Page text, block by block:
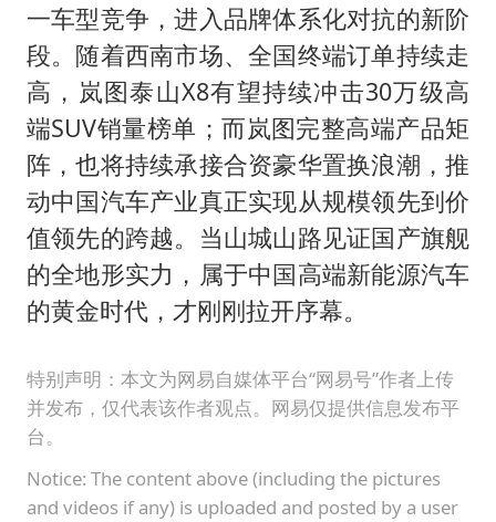
一车型竞争，进入品牌体系化对抗的新阶
段。随着西南市场、全国终端订单持续走
高，岚图泰山X8有望持续冲击30万级高
端SUV销量榜单；而岚图完整高端产品矩
阵，也将持续承接合资豪华置换浪潮，推
动中国汽车产业真正实现从规模领先到价
值领先的跨越。当山城山路见证国产旗舰
的全地形实力，属于中国高端新能源汽车
的黄金时代，才刚刚拉开序幕。
特别声明：本文为网易自媒体平台“网易号”作者上传
并发布，仅代表该作者观点。网易仅提供信息发布平
台。
Notice: The content above (including the pictures
and videos if any) is uploaded and posted by a user